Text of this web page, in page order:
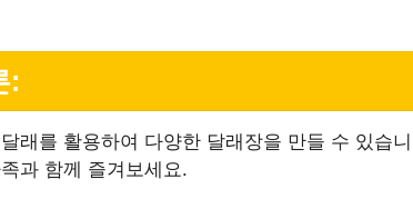
:
래를 활용하여 다양한 달래장을 만들 수 있습
과 함께 즐겨보세요.